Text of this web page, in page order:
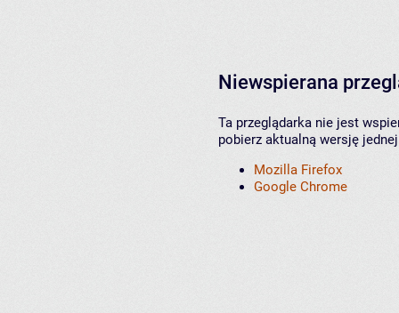
Niewspierana
Ta przeglądarka nie jest
pobierz aktualną wersję
Mozilla Firefox
Google Chrome